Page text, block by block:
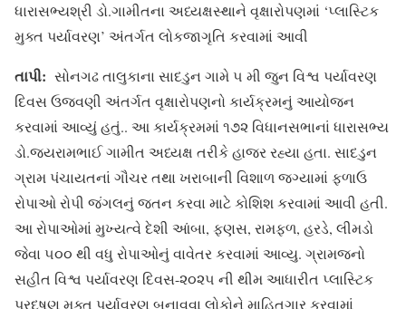
ધારાસભ્યશ્રી ડો.ગામીતના અધ્યક્ષસ્થાને વૃક્ષારોપણમાં ‘પ્લાસ્ટિક
મુક્ત પર્યાવરણ’ અંતર્ગત લોકજાગૃતિ કરવામાં આવી
તાપી: સોનગઢ તાલુકાના સાદડુન ગામે ૫ મી જુન વિશ્વ પર્યાવરણ
દિવસ ઉજવણી અંતર્ગત વૃક્ષારોપણનો કાર્યક્રમનું આયોજન
કરવામાં આવ્યું હતું.. આ કાર્યક્રમમાં ૧૭૨ વિધાનસભાનાં ધારાસભ્ય
ડો.જયરામભાઈ ગામીત અધ્યક્ષ તરીકે હાજર રહ્યા હતા. સાદડુન
ગ્રામ પંચાયતનાં ગૌચર તથા ખરાબાની વિશાળ જગ્યામાં ફળાઉ
રોપાઓ રોપી જંગલનું જતન કરવા માટે કોશિશ કરવામાં આવી હતી.
આ રોપાઓમાં મુખ્યત્વે દેશી આંબા, ફણસ, રામફળ, હરડે, લીમડો
જેવા ૫૦૦ થી વધુ રોપાઓનું વાવેતર કરવામાં આવ્યુ. ગ્રામજનો
સહીત વિશ્વ પર્યાવરણ દિવસ-૨૦૨૫ ની થીમ આધારીત પ્લાસ્ટિક
પ્રદુષણ મુક્ત પર્યાવરણ બનાવવા લોકોને માહિતગાર કરવામાં